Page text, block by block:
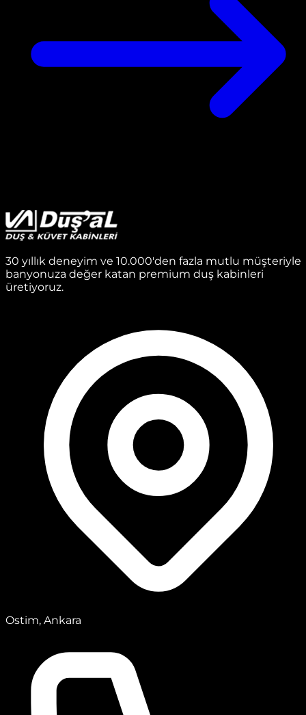
30 yıllık deneyim ve 10.000'den fazla mutlu müşteriyle
banyonuza değer katan premium duş kabinleri
üretiyoruz.
Ostim, Ankara